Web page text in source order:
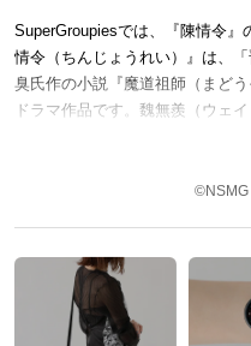
SuperGroupiesでは、『陳情令
情令（ちんじょうれい）』は、
臭氏作の小説『魔道祖師（まど
ドラマ作品です。魏無羨（ウェ
オ・ジャン）と藍忘機（ラン・
記録。「生魂」「乱魄」のスピ
『陳情令』コラボの腕時計、バ
テムをご紹介いたします。
©NSMG